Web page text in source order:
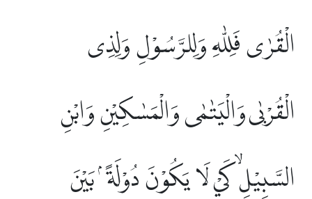
الْقُرٰى فَلِلّٰهِ وَلِلرَّسُوْلِ وَلِذِى
الْقُرْبٰى وَالْيَتٰمٰى وَالْمَسٰكِيْنِ وَابْنِ
السَّبِيْلِۙ كَيْ لَا يَكُوْنَ دُوْلَةً ۢ بَيْنَ